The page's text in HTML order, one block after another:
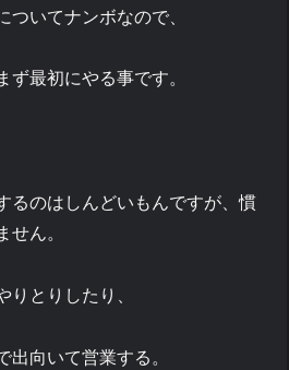
いてナンボなので、
最初にやる事です。
るのはしんどいもんですが、慣
ん。
とりしたり、
向いて営業する。